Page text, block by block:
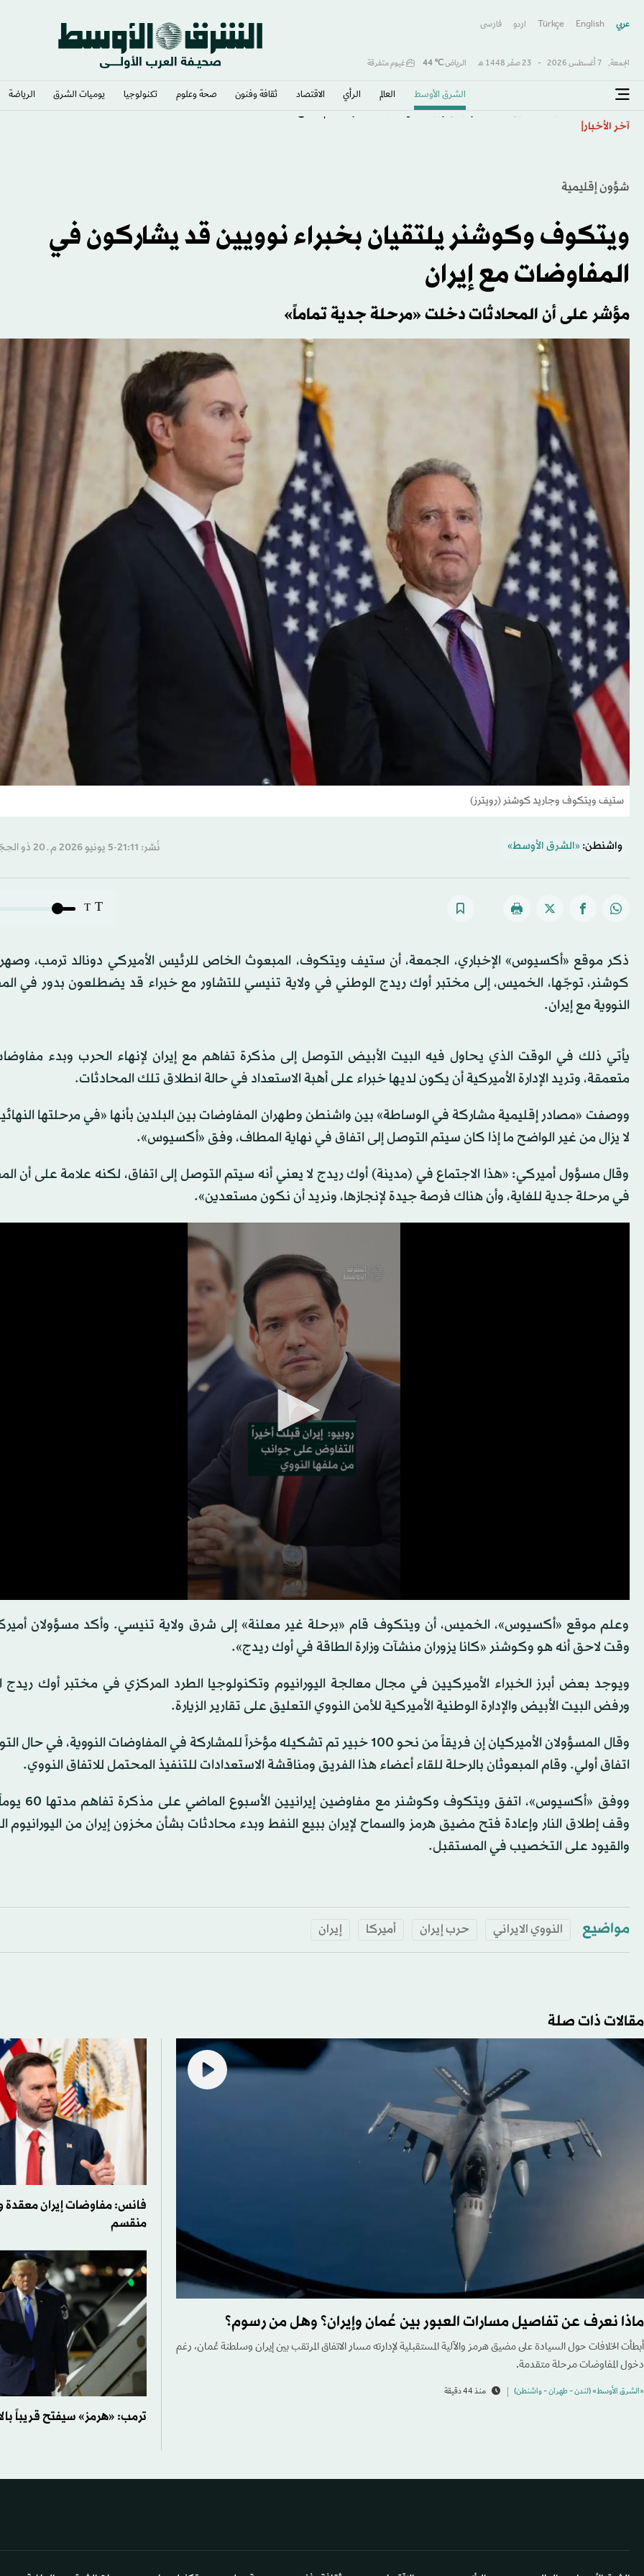
عربي English
Türkçe اردو فارسى
الجمعة, 7 أغسطس 2026 - 23 صفَر 1448 هـ الرياض℃
44 غيوم متفرقة
الشرق الأوسط​ العالم الرأي الاقتصاد ثقافة وفنون صحة وعلوم تكنولوجيا يوميات الشرق​ الرياضة
آخر الأخبار
شؤون إقليمية
ويتكوف وكوشنر يلتقيان بخبراء نوويين ⁠قد يشاركون في
المفاوضات مع إيران
مؤشر على أن المحادثات دخلت «مرحلة جدية تماماً»
ستيف ‌ويتكوف ⁠و⁠جاريد ‌كوشنر (رويترز)
واشنطن: «الشرق الأوسط» نُشر: 21:11-5 يونيو 2026 م ـ 20 ذو الحِجّة 1447 هـ
T
T
ذكر موقع «أكسيوس» الإخباري، الجمعة، ‌أن ​ستيف ‌ويتكوف، ⁠المبعوث ​الخاص للرئيس الأميركي ⁠دونالد ترمب،
‌كوشنر، توجّها، ‌الخميس، ‌إلى مختبر ‌أوك ريدج الوطني ‌في ولاية تنيسي للتشاور مع ⁠خبراء ⁠قد يضطلعون بدور في
النووية مع إيران.
يأتي ذلك في الوقت الذي يحاول فيه البيت الأبيض التوصل إلى مذكرة تفاهم مع إيران لإنهاء الحرب وبدء
متعمقة، وتريد الإدارة الأميركية أن يكون لديها خبراء على أهبة الاستعداد في حالة انطلاق تلك المحادثات.
ووصفت «مصادر إقليمية مشاركة في الوساطة» بين واشنطن وطهران المفاوضات بين البلدين بأنها «في مرحلتها
لا يزال من غير الواضح ما إذا كان سيتم التوصل إلى اتفاق في نهاية المطاف، وفق «أكسيوس».
وقال مسؤول أميركي: «هذا الاجتماع في (مدينة) أوك ريدج لا يعني أنه سيتم التوصل إلى اتفاق، لكنه علامة على أن
في مرحلة جدية للغاية، وأن هناك فرصة جيدة لإنجازها، ونريد أن نكون مستعدين».
وعلم موقع «أكسيوس»، الخميس، أن ويتكوف قام «برحلة غير معلنة» إلى شرق ولاية تنيسي. وأكد مسؤولان
وقت لاحق أنه هو وكوشنر «كانا يزوران منشآت وزارة الطاقة في أوك ريدج».
ويوجد بعض أبرز الخبراء الأميركيين في مجال معالجة اليورانيوم وتكنولوجيا الطرد المركزي في مختبر أوك ريدج
ورفض البيت الأبيض والإدارة الوطنية الأميركية للأمن النووي التعليق على تقارير الزيارة.
وقال المسؤولان الأميركيان إن فريقاً من نحو 100 خبير تم تشكيله مؤخراً للمشاركة في المفاوضات النووية، في
اتفاق أولي. وقام المبعوثان بالرحلة للقاء أعضاء هذا الفريق ومناقشة الاستعدادات للتنفيذ المحتمل للاتفاق النووي.
ووفق «أكسيوس»، اتفق ويتكوف
وقف إطلاق النار وإعادة فتح مضيق هرمز والسماح لإيران ببيع النفط وبدء محادثات بشأن مخزون إيران من
والقيود على التخصيب في المستقبل.
مواضيع النووي الايراني حرب إيران أميركا إيران
مقالات ذات صلة
ماذا نعرف عن تفاصيل مسارات العبور بين عُمان وإيران؟ وهل من رسوم؟
أبطأت الخلافات حول السيادة على مضيق هرمز والآلية المستقبلية لإدارته مسار الاتفاق المرتقب بين إيران وسلطنة عُمان، رغم
دخول المفاوضات مرحلة متقدمة.
«الشرق الأوسط» (لندن - طهران - واشنطن) منذ 44 دقيقة
فانس: مفاوضات إيران معقدة
منقسم
ترمب: «هرمز» سيفتح قريباً